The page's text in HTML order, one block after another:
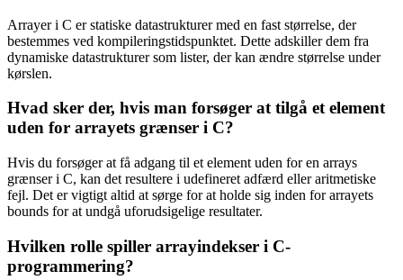
Arrayer i C er statiske datastrukturer med en fast størrelse, der
bestemmes ved kompileringstidspunktet. Dette adskiller dem fra
dynamiske datastrukturer som lister, der kan ændre størrelse under
kørslen.
Hvad sker der, hvis man forsøger at tilgå et element
uden for arrayets grænser i C?
Hvis du forsøger at få adgang til et element uden for en arrays
grænser i C, kan det resultere i udefineret adfærd eller aritmetiske
fejl. Det er vigtigt altid at sørge for at holde sig inden for arrayets
bounds for at undgå uforudsigelige resultater.
Hvilken rolle spiller arrayindekser i C-
programmering?